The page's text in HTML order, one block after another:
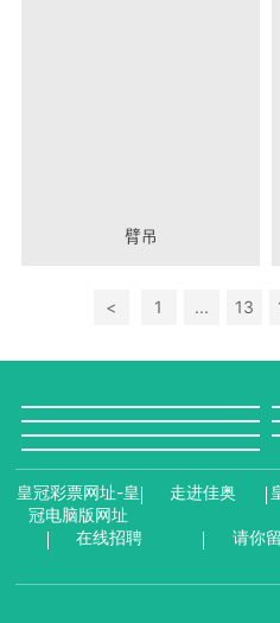
臂吊
< 1 ... 13
皇冠彩票网址-皇
冠电脑版网址
走进佳奥
在线招聘 请你